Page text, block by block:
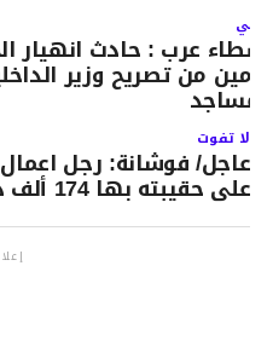
عرب : حادث انهيار
من تصريح وزير
لا تفوت
عاجل/ فوشانة: رجل
على حقيبته بها 174 ألف دينار